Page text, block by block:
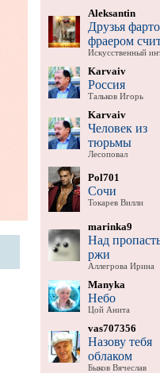
Aleksantin
Друзья
фраером
Искусственный
Karvaiv
Россия
Тальков Игорь
Karvaiv
Человек из
тюрьмы
Лесоповал
Pol701
Сочи
Токарев Вилли
marinka9
Над
ржи
Аллегрова Ирина
Manyka
Небо
Цой Анита
vas707356
Назову тебя
облаком
Быков Вячеслав